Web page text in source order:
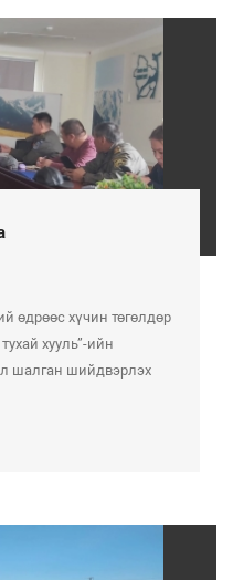
өдрөөс хүчин төгөлдөр
хууль”-ийн
шалган шийдвэрлэх